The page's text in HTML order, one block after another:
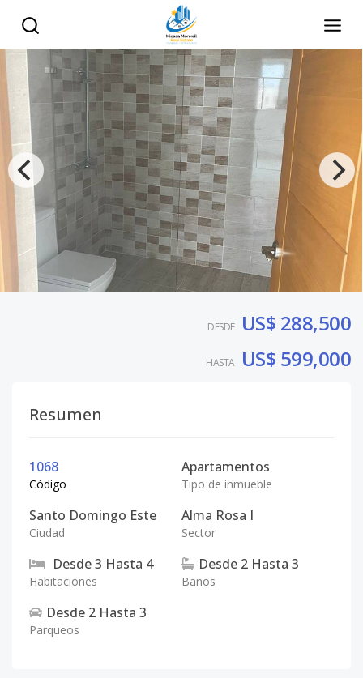
DESDE US$ 288,500
HASTA US$ 599,000
Resumen
1068
Código
Apartamentos
Tipo de inmueble
Santo Domingo Este
Ciudad
Alma Rosa I
Sector
Desde3 Hasta 4
Habitaciones
Desde 2 Hasta 3
Baños
Desde 2 Hasta 3
Parqueos